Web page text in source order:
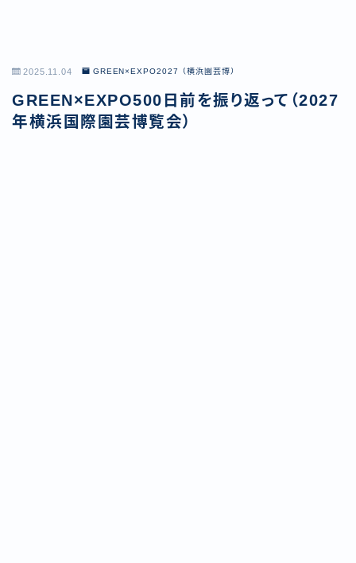
2025.11.04 GREEN×EXPO2027（横浜園芸博）
GREEN×EXPO500日前を振り返って（2027
年横浜国際園芸博覧会）